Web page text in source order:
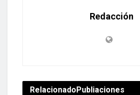
Redacción
RelacionadoPubliaciones